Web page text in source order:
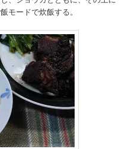
モードで炊飯する。